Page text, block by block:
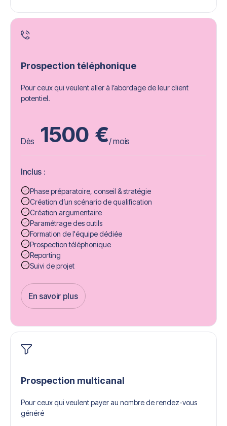
Prospection téléphonique
Pour ceux qui veulent aller à l’abordage de leur client
potentiel.
Dès 1500 €/ mois
Inclus :
Phase préparatoire, conseil & stratégie
Création d’un scénario de qualification
Création argumentaire
Paramétrage des outils
Formation de l'équipe dédiée
Prospection téléphonique
Reporting
Suivi de projet
En savoir plus
Get Started
Prospection multicanal
Pour ceux qui veulent payer au nombre de rendez-vous
généré